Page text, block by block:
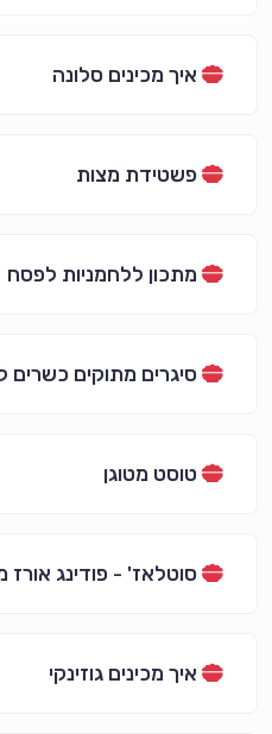
איך מכינים סלונה
פשטידת מצות
מתכון ללחמניות לפסח
סיגרים מתוקים כשרים
טוסט מטוגן
סוטלאז' - פודינג אורז
איך מכינים גוזינקי